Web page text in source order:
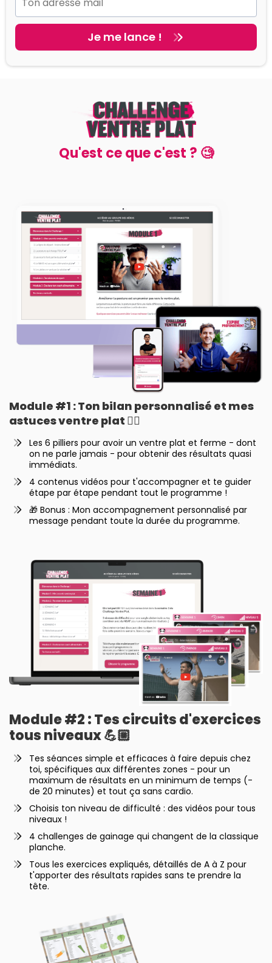
Je me lance !
Qu'est ce que c'est ? 🧐
Module #1 : Ton bilan personnalisé et mes
astuces ventre plat 👌🏼
Les 6 pilliers pour avoir un ventre plat et ferme - dont
on ne parle jamais - pour obtenir des résultats quasi
immédiats.
4 contenus vidéos pour t'accompagner et te guider
étape par étape pendant tout le programme !
🎁 Bonus : Mon accompagnement personnalisé par
message pendant toute la durée du programme.
Module #2 : Tes circuits d'exercices
tous niveaux 💪🏼
Tes séances simple et efficaces à faire depuis chez
toi, spécifiques aux différentes zones - pour un
maximum de résultats en un minimum de temps (-
de 20 minutes) et tout ça sans cardio.
Choisis ton niveau de difficulté : des vidéos pour tous
niveaux !
4 challenges de gainage qui changent de la classique
planche.
Tous les exercices expliqués, détaillés de A à Z pour
t'apporter des résultats rapides sans te prendre la
tête.